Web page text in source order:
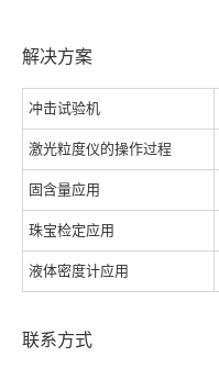
解决方案
冲击试验机
激光粒度仪的操作过程
固含量应用
珠宝检定应用
液体密度计应用
联系方式